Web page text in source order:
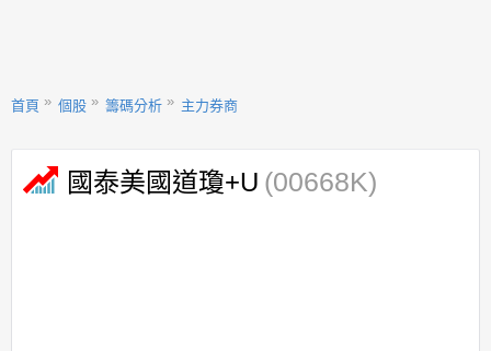
首頁 個股 籌碼分析 主力券商
國泰美國道瓊+U (00668K)